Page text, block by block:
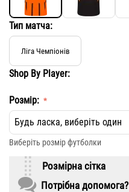
Тип матча:
Ліга Чемпіонів
Shop By Player:
Розмір:
​Виберіть розмір футболки
Розмірна сітка
Потрібна допомога?